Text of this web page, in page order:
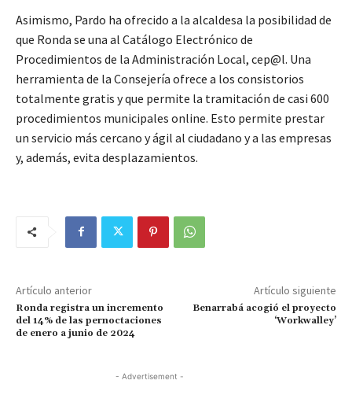
Asimismo, Pardo ha ofrecido a la alcaldesa la posibilidad de
que Ronda se una al Catálogo Electrónico de
Procedimientos de la Administración Local, cep@l. Una
herramienta de la Consejería ofrece a los consistorios
totalmente gratis y que permite la tramitación de casi 600
procedimientos municipales online. Esto permite prestar
un servicio más cercano y ágil al ciudadano y a las empresas
y, además, evita desplazamientos.
Artículo anterior
Ronda registra un incremento
del 14% de las pernoctaciones
de enero a junio de 2024
Artículo siguiente
Benarrabá acogió el proyecto
‘Workwalley’
- Advertisement -